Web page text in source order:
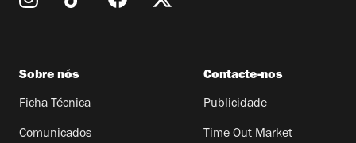
Sobre nós
Ficha Técnica
Comunicados
Contacte-nos
Publicidade
Time Out Market